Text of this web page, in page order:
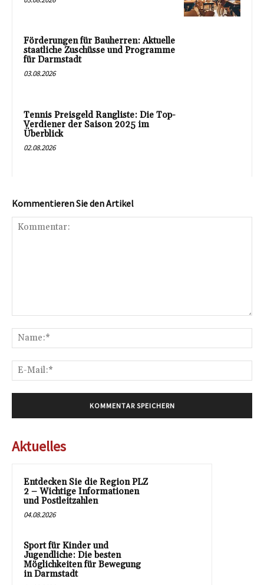
Förderungen für Bauherren: Aktuelle
staatliche Zuschüsse und Programme
für Darmstadt
03.08.2026
Tennis Preisgeld Rangliste: Die Top-
Verdiener der Saison 2025 im
Überblick
02.08.2026
Kommentieren Sie den Artikel
Aktuelles
Entdecken Sie die Region PLZ
2 – Wichtige Informationen
und Postleitzahlen
04.08.2026
Sport für Kinder und
Jugendliche: Die besten
Möglichkeiten für Bewegung
in Darmstadt